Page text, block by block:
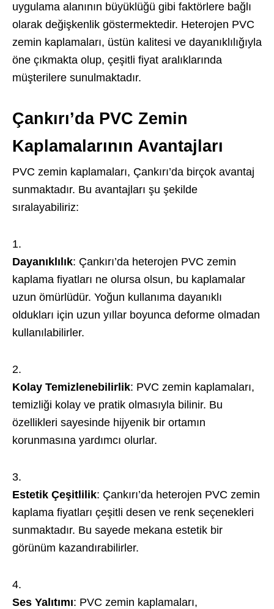
uygulama alanının büyüklüğü gibi faktörlere bağlı
olarak değişkenlik göstermektedir. Heterojen PVC
zemin kaplamaları, üstün kalitesi ve dayanıklılığıyla
öne çıkmakta olup, çeşitli fiyat aralıklarında
müşterilere sunulmaktadır.
Çankırı’da PVC Zemin
Kaplamalarının Avantajları
PVC zemin kaplamaları, Çankırı’da birçok avantaj
sunmaktadır. Bu avantajları şu şekilde
sıralayabiliriz:
Dayanıklılık: Çankırı’da heterojen PVC zemin
kaplama fiyatları ne olursa olsun, bu kaplamalar
uzun ömürlüdür. Yoğun kullanıma dayanıklı
oldukları için uzun yıllar boyunca deforme olmadan
kullanılabilirler.
Kolay Temizlenebilirlik: PVC zemin kaplamaları,
temizliği kolay ve pratik olmasıyla bilinir. Bu
özellikleri sayesinde hijyenik bir ortamın
korunmasına yardımcı olurlar.
Estetik Çeşitlilik: Çankırı’da heterojen PVC zemin
kaplama fiyatları çeşitli desen ve renk seçenekleri
sunmaktadır. Bu sayede mekana estetik bir
görünüm kazandırabilirler.
Ses Yalıtımı: PVC zemin kaplamaları,